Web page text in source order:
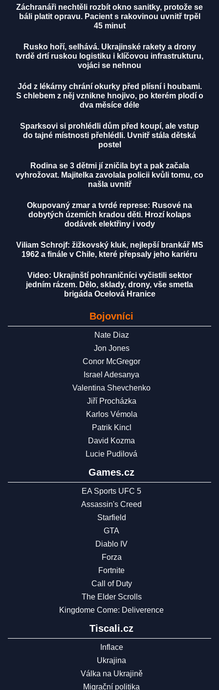
Záchranáři nechtěli rozbít okno sanitky, protože se
báli platit opravu. Pacient s rakovinou uvnitř trpěl
45 minut
Rusko hoří, selhává. Ukrajinské rakety a drony
tvrdě drtí ruskou logistiku i klíčovou infrastrukturu,
vojáci se nehnou
Jód z lékárny chrání okurky před plísní i houbami.
S chlebem z něj vznikne hnojivo, po kterém plodí o
dva měsíce déle
Sparksovi si prohlédli dům před koupí, ale vstup
do tajné místnosti přehlédli. Uvnitř stála dětská
postel
Rodina se 3 dětmi jí zničila byt a pak začala
vyhrožovat. Majitelka zavolala policii kvůli tomu, co
našla uvnitř
Okupovaný zmar a tvrdé represe: Rusové na
dobytých územích kradou děti. Hrozí kolaps
dodávek elektřiny i vody
Viliam Schrojf: žižkovský kluk, nejlepší brankář MS
1962 a finále v Chile, které přepsaly jeho kariéru
Video: Ukrajinští pohraničníci vyčistili sektor
jedním rázem. Dělo, sklady, drony, vše smetla
brigáda Ocelová Hranice
Bojovníci
Nate Diaz
Jon Jones
Conor McGregor
Israel Adesanya
Valentina Shevchenko
Jiří Procházka
Karlos Vémola
Patrik Kincl
David Kozma
Lucie Pudilová
Games.cz
EA Sports UFC 5
Assassin's Creed
Starfield
GTA
Diablo IV
Forza
Fortnite
Call of Duty
The Elder Scrolls
Kingdome Come: Deliverence
Tiscali.cz
Inflace
Ukrajina
Válka na Ukrajině
Migrační politika